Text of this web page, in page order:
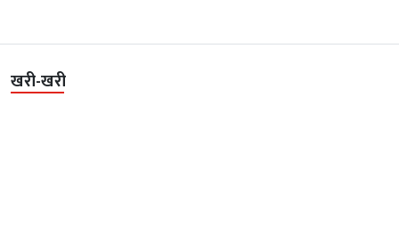
खरी-खरी